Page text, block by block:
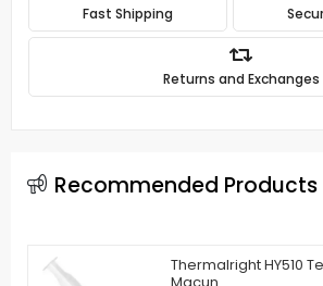
Fast Shipping
Returns and Exchanges
Recommended Products
Thermalright HY510